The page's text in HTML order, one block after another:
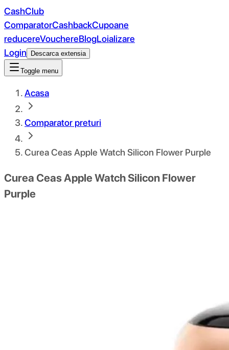
CashClub
ComparatorCashbackCupoane
reducereVouchereBlogLoializare
Login
Descarca extensia
Toggle menu
Acasa
Comparator preturi
Curea Ceas Apple Watch Silicon Flower Purple
Curea Ceas Apple Watch Silicon Flower
Purple